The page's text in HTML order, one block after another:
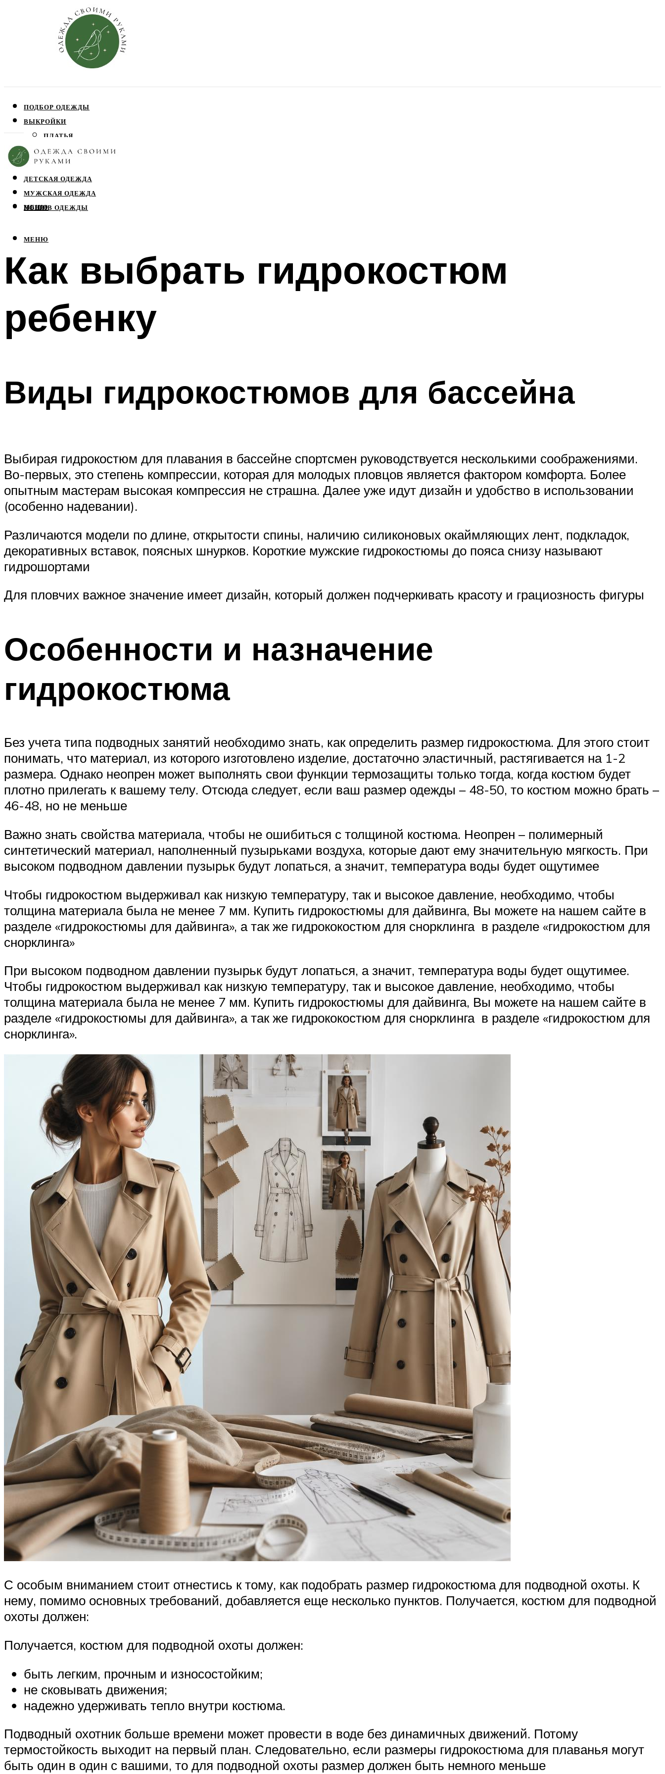
ПОДБОР ОДЕЖДЫ
ВЫКРОЙКИ
ПЛАТЬЯ
ЮБКИ
БЛУЗЫ
ДЕТСКАЯ ОДЕЖДА
МУЖСКАЯ ОДЕЖДА
ПОШИВ ОДЕЖДЫ
МЕНЮ
МЕНЮ
Как выбрать гидрокостюм
ребенку
Виды гидрокостюмов для бассейна
Выбирая гидрокостюм для плавания в бассейне спортсмен руководствуется несколькими соображениями.
Во-первых, это степень компрессии, которая для молодых пловцов является фактором комфорта. Более
опытным мастерам высокая компрессия не страшна. Далее уже идут дизайн и удобство в использовании
(особенно надевании).
Различаются модели по длине, открытости спины, наличию силиконовых окаймляющих лент, подкладок,
декоративных вставок, поясных шнурков. Короткие мужские гидрокостюмы до пояса снизу называют
гидрошортами
Для пловчих важное значение имеет дизайн, который должен подчеркивать красоту и грациозность фигуры
Особенности и назначение
гидрокостюма
Без учета типа подводных занятий необходимо знать, как определить размер гидрокостюма. Для этого стоит
понимать, что материал, из которого изготовлено изделие, достаточно эластичный, растягивается на 1-2
размера. Однако неопрен может выполнять свои функции термозащиты только тогда, когда костюм будет
плотно прилегать к вашему телу. Отсюда следует, если ваш размер одежды – 48-50, то костюм можно брать –
46-48, но не меньше
Важно знать свойства материала, чтобы не ошибиться с толщиной костюма. Неопрен – полимерный
синтетический материал, наполненный пузырьками воздуха, которые дают ему значительную мягкость. При
высоком подводном давлении пузырьк будут лопаться, а значит, температура воды будет ощутимее
Чтобы гидрокостюм выдерживал как низкую температуру, так и высокое давление, необходимо, чтобы
толщина материала была не менее 7 мм. Купить гидрокостюмы для дайвинга, Вы можете на нашем сайте в
разделе «гидрокостюмы для дайвинга», а так же гидрококостюм для снорклинга в разделе «гидрокостюм для
снорклинга»
При высоком подводном давлении пузырьк будут лопаться, а значит, температура воды будет ощутимее.
Чтобы гидрокостюм выдерживал как низкую температуру, так и высокое давление, необходимо, чтобы
толщина материала была не менее 7 мм. Купить гидрокостюмы для дайвинга, Вы можете на нашем сайте в
разделе «гидрокостюмы для дайвинга», а так же гидрококостюм для снорклинга в разделе «гидрокостюм для
снорклинга».
С особым вниманием стоит отнестись к тому, как подобрать размер гидрокостюма для подводной охоты. К
нему, помимо основных требований, добавляется еще несколько пунктов. Получается, костюм для подводной
охоты должен:
Получается, костюм для подводной охоты должен:
быть легким, прочным и износостойким;
не сковывать движения;
надежно удерживать тепло внутри костюма.
Подводный охотник больше времени может провести в воде без динамичных движений. Потому
термостойкость выходит на первый план. Следовательно, если размеры гидрокостюма для плаванья могут
быть один в один с вашими, то для подводной охоты размер должен быть немного меньше